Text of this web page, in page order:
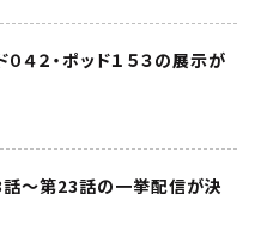
４２・ポッド１５３の展示が
～第23話の一挙配信が決